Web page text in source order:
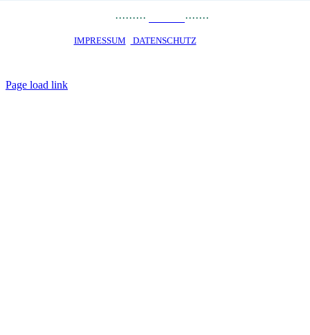
········· ·······
IMPRESSUM DATENSCHUTZ· © 2020 · OKO PRIVATE
Page load link